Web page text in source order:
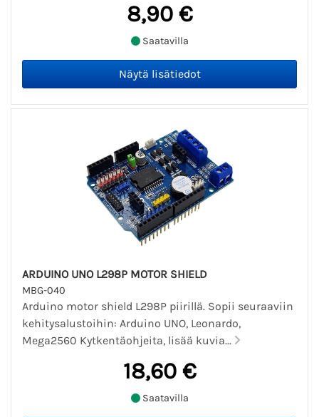
8,90 €
Saatavilla
ARDUINO UNO L298P MOTOR SHIELD
MBG-040
Arduino motor shield L298P piirillä. Sopii seuraaviin
kehitysalustoihin: Arduino UNO, Leonardo,
Mega2560 Kytkentäohjeita, lisää kuvia...
18,60 €
Saatavilla